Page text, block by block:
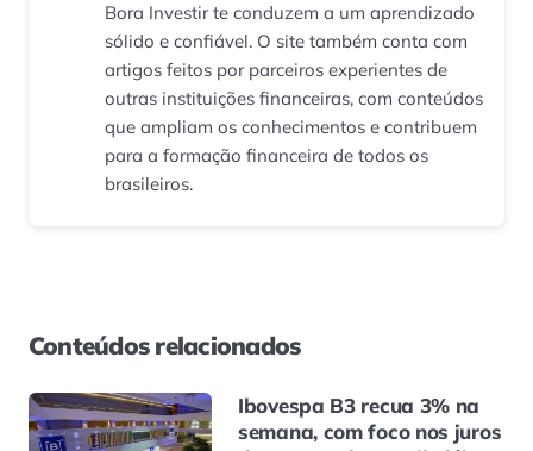
Bora Investir te conduzem a um aprendizado
sólido e confiável. O site também conta com
artigos feitos por parceiros experientes de
outras instituições financeiras, com conteúdos
que ampliam os conhecimentos e contribuem
para a formação financeira de todos os
brasileiros.
Conteúdos relacionados
Ibovespa B3 recua 3% na
semana, com foco nos juros